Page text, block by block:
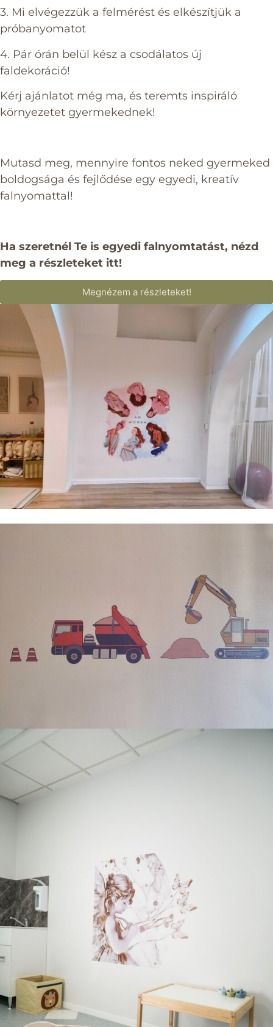
3. Mi elvégezzük a felmérést és elkészítjük a
próbanyomatot
4. Pár órán belül kész a csodálatos új
faldekoráció!
Kérj ajánlatot még ma, és teremts inspiráló
környezetet gyermekednek!
Mutasd meg, mennyire fontos neked gyermeked
boldogsága és fejlődése egy egyedi, kreatív
falnyomattal!
Ha szeretnél Te is egyedi falnyomtatást, nézd
meg a részleteket itt!
Megnézem a részleteket!